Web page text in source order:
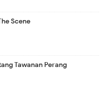
Scene
Tawanan Perang